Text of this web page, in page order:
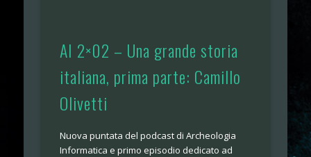
AI 2×02 – Una grande storia
italiana, prima parte: Camillo
Olivetti
Nuova puntata del podcast di Archeologia
Informatica e primo episodio dedicato ad